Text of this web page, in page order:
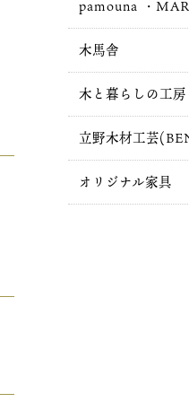
pamouna ・
木馬舎
木と暮らしの工房
立野木材工芸
オリジナル家具